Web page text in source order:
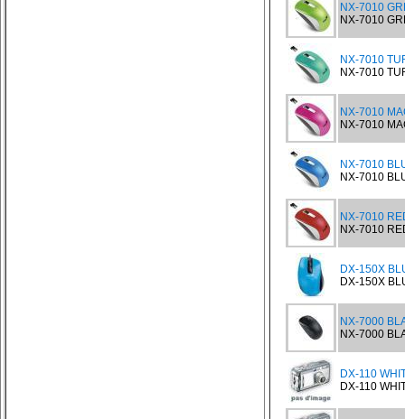
NX-7010
NX-7010
NX-7010
NX-7010
NX-7010
NX-7010
NX-7010
NX-7010
NX-7010
NX-7010
DX-150X
DX-150X
NX-7000
NX-7000
DX-110
DX-110